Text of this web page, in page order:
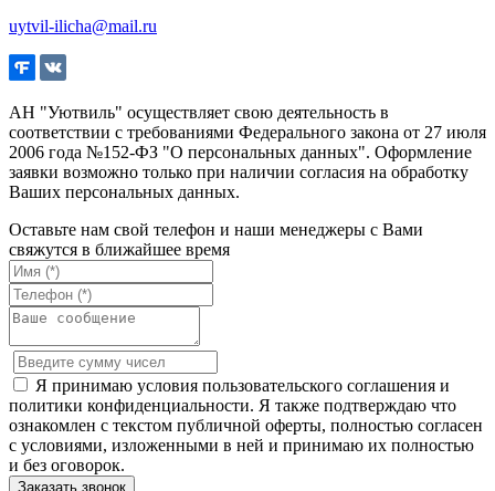
uytvil-ilicha@mail.ru
АН "Уютвиль" осуществляет свою деятельность в
соответствии с требованиями Федерального закона от 27 июля
2006 года №152-ФЗ "О персональных данных". Оформление
заявки возможно только при наличии согласия на обработку
Ваших персональных данных.
Оставьте нам свой телефон и наши менеджеры с Вами
свяжутся в ближайшее время
Я принимаю условия пользовательского соглашения и
политики конфиденциальности. Я также подтверждаю что
ознакомлен с текстом публичной оферты, полностью согласен
с условиями, изложенными в ней и принимаю их полностью
и без оговорок.